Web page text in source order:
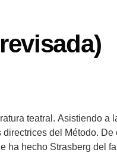
teatral. Asistiendo
del Método.
hecho Strasberg del